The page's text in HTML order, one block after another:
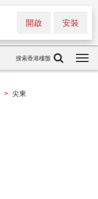
安裝
開啟
搜索香港樓盤
> 尖東